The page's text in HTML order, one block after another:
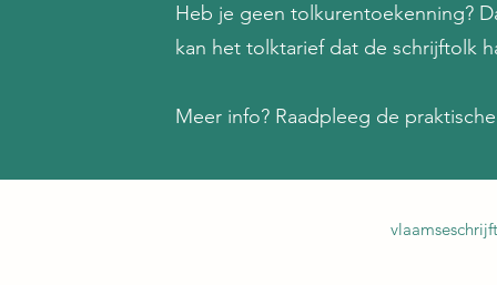
Heb je geen tolkurentoekenning?
kan het tolktarief dat de schrijftolk
Meer info? Raadpleeg de